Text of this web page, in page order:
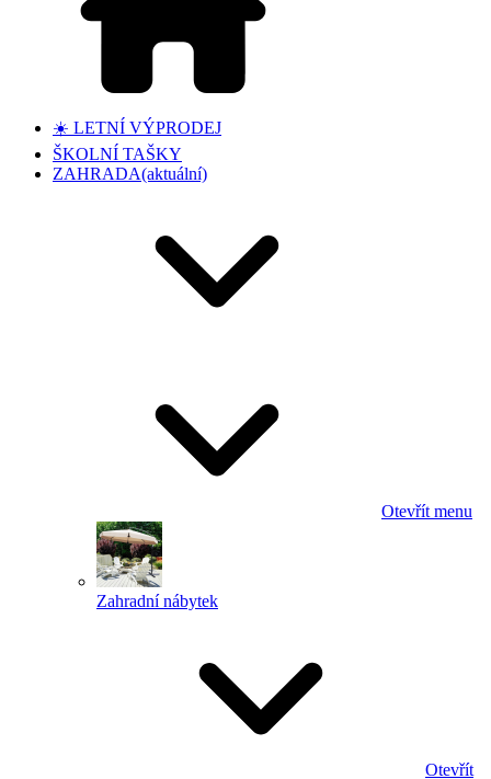
☀️ LETNÍ VÝPRODEJ
ŠKOLNÍ TAŠKY
ZAHRADA(aktuální)
Otevřít menu
Zahradní nábytek
Otevřít